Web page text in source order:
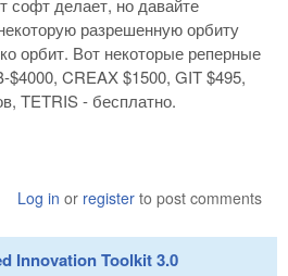
софт делает, но давайте
разрешенную орбиту
орбит. Вот некоторые реперные
CREAX $1500, GIT $495,
TETRIS - бесплатно.
Log in or register to post comments
Innovation Toolkit 3.0